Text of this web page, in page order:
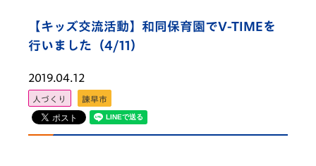
【キッズ交流活動】和同保育園でV-TIMEを
行いました（4/11）
2019.04.12
人づくり 諫早市